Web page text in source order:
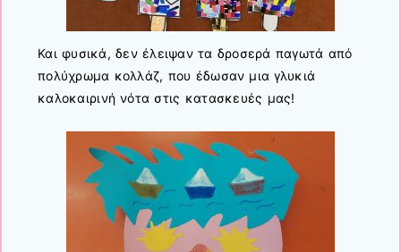
Και φυσικά, δεν έλειψαν τα δροσερά παγωτά από
πολύχρωμα κολλάζ, που έδωσαν μια γλυκιά
καλοκαιρινή νότα στις κατασκευές μας!